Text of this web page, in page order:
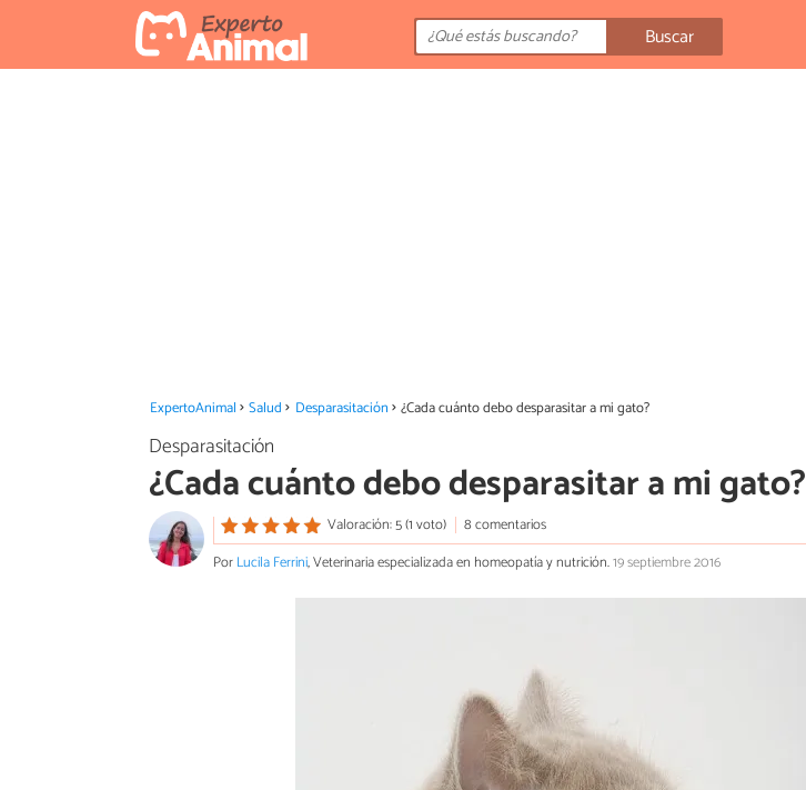
Buscar
ExpertoAnimal Salud Desparasitación ¿Cada cuánto debo desparasitar a mi gato?
Desparasitación
¿Cada cuánto debo desparasitar a mi gato?
Valoración: 5 (1 voto)
8 comentarios
PorLucila Ferrini, Veterinaria especializada en homeopatía y nutrición.19 septiembre 2016